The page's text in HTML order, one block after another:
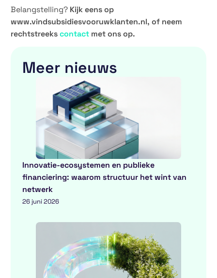
Belangstelling? Kijk eens op
www.vindsubsidiesvooruwklanten.nl, of neem
rechtstreekscontact met ons op.
Meer nieuws
Innovatie-ecosystemen en publieke
financiering: waarom structuur het wint van
netwerk
26 juni 2026